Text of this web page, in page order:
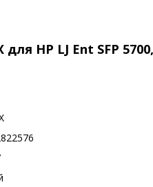
HP LJ Ent SFP